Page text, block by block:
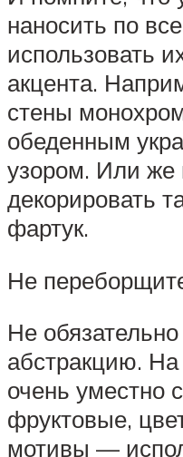
наносить по
использовать
акцента.
стены
обеденным
узором. Или
декорировать
фартук.
Не
Не
абстракцию.
очень уместно
фруктовые,
мотивы —